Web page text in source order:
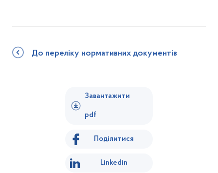
До переліку нормативних документів
Завантажити
pdf
Поділитися
Linkedin